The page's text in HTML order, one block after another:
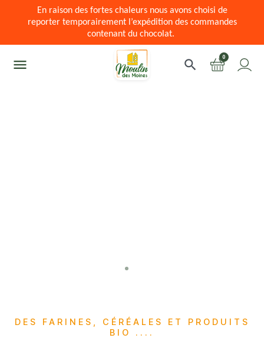
En raison des fortes chaleurs nous avons choisi de
reporter temporairement l’expédition des commandes
contenant du chocolat.
menu search 0
DES FARINES, CÉRÉALES ET PRODUITS
BIO ....